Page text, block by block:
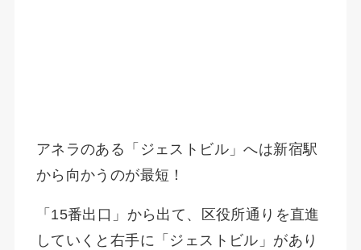
アネラのある「ジェストビル」へは新宿駅
から向かうのが最短！
「15番出口」から出て、区役所通りを直進
していくと右手に「ジェストビル」があり